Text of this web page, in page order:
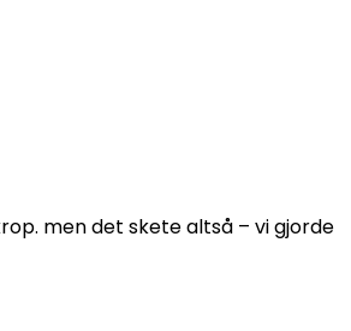
men det skete altså – vi gjorde